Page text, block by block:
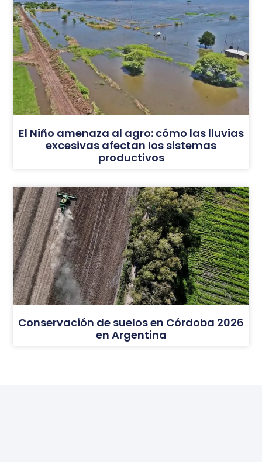
El Niño amenaza al agro: cómo las lluvias
excesivas afectan los sistemas
productivos
Conservación de suelos en Córdoba 2026
en Argentina